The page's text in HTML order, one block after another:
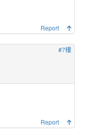
Report
#7樓
Report